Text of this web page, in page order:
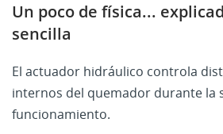
Un poco de física...
sencilla
El actuador hidráulico controla
internos del quemador durante la
funcionamiento.